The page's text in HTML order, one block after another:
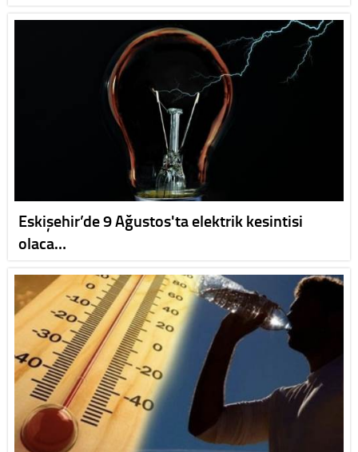
Eskişehir’de 9 Ağustos'ta elektrik kesintisi
olaca…